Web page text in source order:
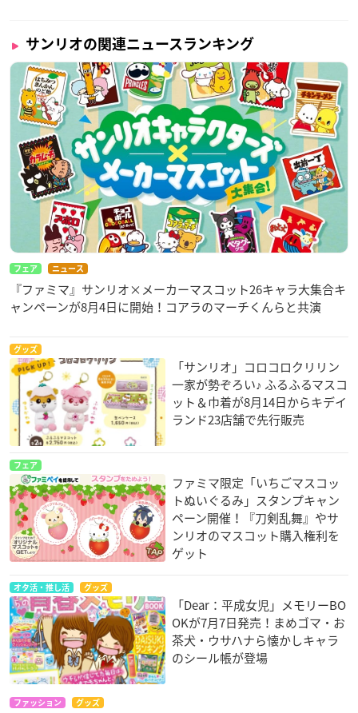
サンリオの関連ニュースランキング
フェア ニュース
『ファミマ』サンリオ×メーカーマスコット26キャラ大集合キ
ャンペーンが8月4日に開始！コアラのマーチくんらと共演
グッズ
「サンリオ」コロコロクリリン
一家が勢ぞろい♪ ふるふるマスコ
ット＆巾着が8月14日からキデイ
ランド23店舗で先行販売
フェア
ファミマ限定「いちごマスコッ
トぬいぐるみ」スタンプキャン
ペーン開催！『刀剣乱舞』やサ
ンリオのマスコット購入権利を
ゲット
オタ活・推し活 グッズ
「Dear：平成女児」メモリーBO
OKが7月7日発売！まめゴマ・お
茶犬・ウサハナら懐かしキャラ
のシール帳が登場
ファッション グッズ